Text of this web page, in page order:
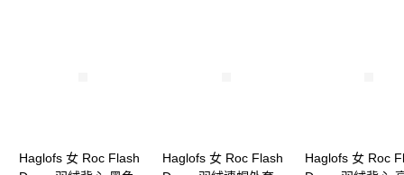
Haglofs 女 Roc Flash
Haglofs 女 Roc Flash
Haglofs 女 Roc